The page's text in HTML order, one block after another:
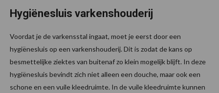
Hygiënesluis varkenshouderij
Voordat je de varkensstal ingaat, moet je eerst door een
hygiënesluis op een varkenshouderij. Dit is zodat de kans op
besmettelijke ziektes van buitenaf zo klein mogelijk blijft. In deze
hygiënesluis bevindt zich niet alleen een douche, maar ook een
schone en een vuile kleedruimte. In de vuile kleedruimte kunnen